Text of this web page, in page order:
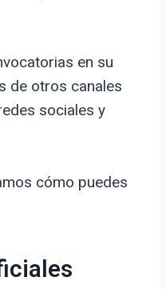
en su
de otros canales
sociales y
cómo puedes